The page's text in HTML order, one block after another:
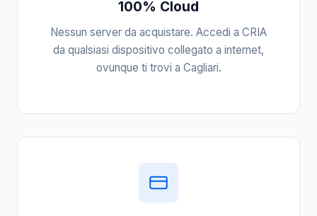
100% Cloud
Nessun server da acquistare. Accedi a CRIA
da qualsiasi dispositivo collegato a internet,
ovunque ti trovi a Cagliari.